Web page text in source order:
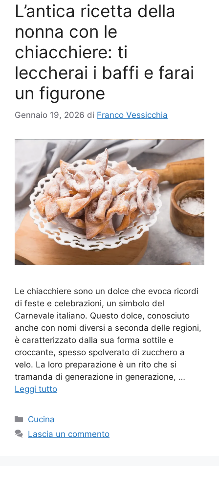
L’antica ricetta della
nonna con le
chiacchiere: ti
leccherai i baffi e farai
un figurone
Gennaio 19, 2026 di Franco Vessicchia
Le chiacchiere sono un dolce che evoca ricordi
di feste e celebrazioni, un simbolo del
Carnevale italiano. Questo dolce, conosciuto
anche con nomi diversi a seconda delle regioni,
è caratterizzato dalla sua forma sottile e
croccante, spesso spolverato di zucchero a
velo. La loro preparazione è un rito che si
tramanda di generazione in generazione, …
Leggi tutto
Categorie
Cucina
Lascia un commento